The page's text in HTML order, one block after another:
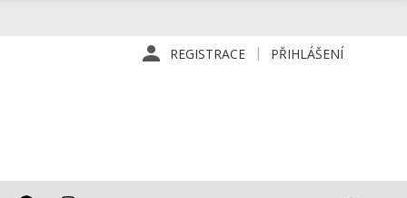
REGISTRACE PŘIHLÁŠENÍ